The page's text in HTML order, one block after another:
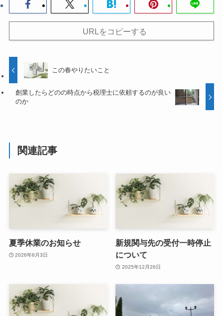
URLをコピーする
この春やりたいこと
創業したらどのの時点から税理士に依頼するのが良い
のか
関連記事
夏季休業のお知らせ
2026年8月3日
新規関与先の受付一時停止
について
2025年12月26日